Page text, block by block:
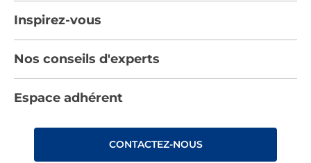
Devenez adhérent
Les Bâtisseurs du Sport
Inspirez-vous
Nos catalogues
Rencontres
Nos conseils d'experts
Espace adhérent
CONTACTEZ-NOUS